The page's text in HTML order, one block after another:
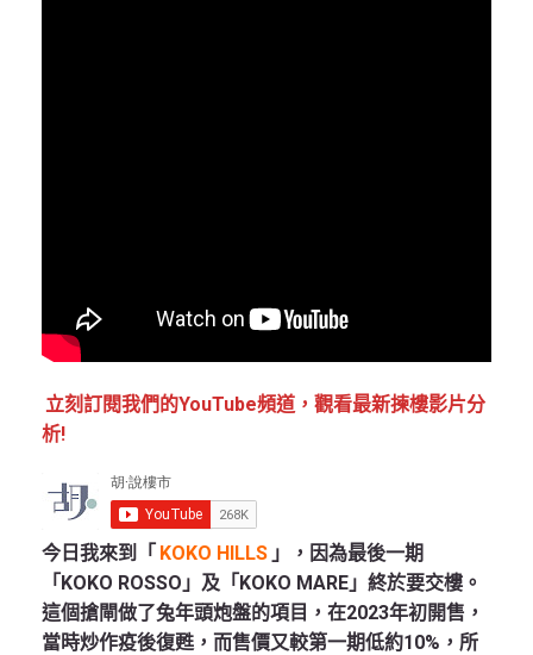
立刻訂閱我們的YouTube頻道，觀看最新揀樓影片分
析!
今日我來到「 KOKO HILLS 」，因為最後一期
「KOKO ROSSO」及「KOKO MARE」終於要交樓。
這個搶閘做了兔年頭炮盤的項目，在2023年初開售，
當時炒作疫後復甦，而售價又較第一期低約10%，所